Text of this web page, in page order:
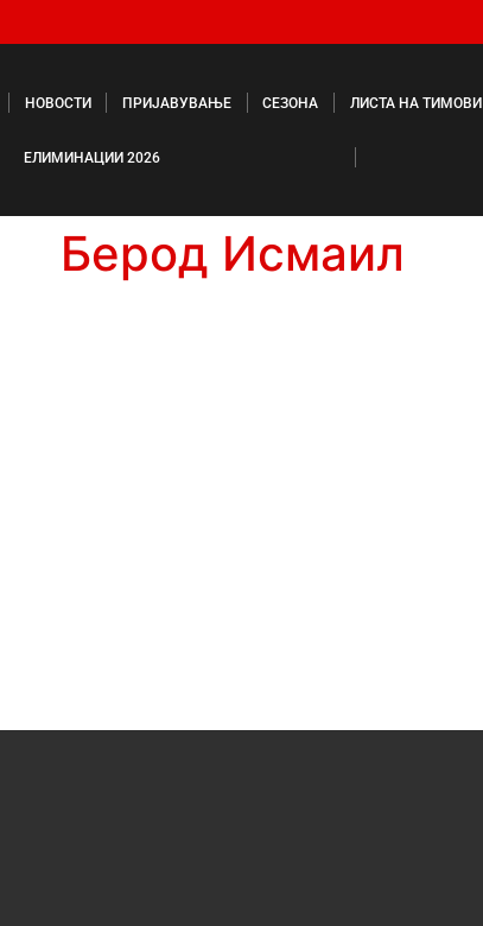
НОВОСТИ ПРИЈАВУВАЊЕ СЕЗОНА ЛИСТА НА ТИМОВИ
ЕЛИМИНАЦИИ 2026
Берод Исмаил